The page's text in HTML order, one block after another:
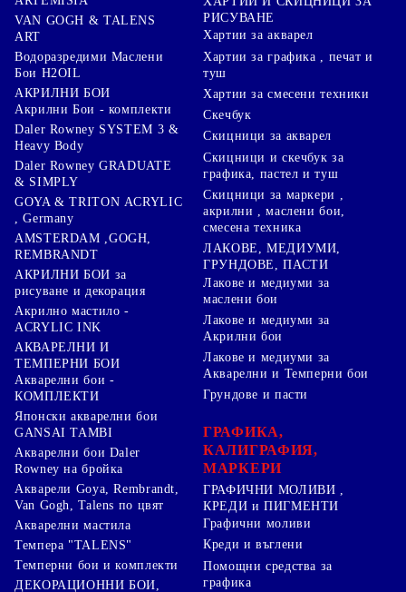
VAN GOGH & TALENS
ART
Водоразредими Маслени
Бои H2OIL
АКРИЛНИ БОИ
Акрилни Бои - комплекти
Daler Rowney SYSTEM 3 &
Heavy Body
Daler Rowney GRADUATE
& SIMPLY
GOYA & TRITON АCRYLIC
, Germany
AMSTERDAM ,GOGH,
REMBRANDT
АКРИЛНИ БОИ за
рисуване и декорация
Акрилно мастило -
ACRYLIC INK
АКВАРЕЛНИ И
ТЕМПЕРНИ БОИ
Акварелни бои -
КОМПЛЕКТИ
Японски акварелни бои
GANSAI TAMBI
Акварелни бои Daler
Rowney на бройка
Акварели Goya, Rembrandt,
Van Gogh, Talens по цвят
Акварелни мастила
Темпера "TALENS"
Темперни бои и комплекти
ДЕКОРАЦИОННИ БОИ,
РИСУВАНЕ
Хартии за акварел
Хартии за графика , печат и
туш
Хартии за смесени техники
Скечбук
Скицници за акварел
Скицници и скечбук за
графика, пастел и туш
Скицници за маркери ,
акрилни , маслени бои,
смесена техника
ЛАКОВЕ, МЕДИУМИ,
ГРУНДОВЕ, ПАСТИ
Лакове и медиуми за
маслени бои
Лакове и медиуми за
Акрилни бои
Лакове и медиуми за
Акварелни и Темперни бои
Грундове и пасти
ГРАФИКА,
КАЛИГРАФИЯ,
МАРКЕРИ
ГРАФИЧНИ МОЛИВИ ,
КРЕДИ и ПИГМЕНТИ
Графични моливи
Креди и въглени
Помощни средства за
графика